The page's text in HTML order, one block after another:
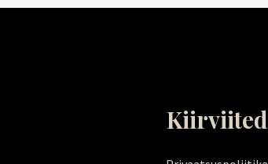
Kiirviited